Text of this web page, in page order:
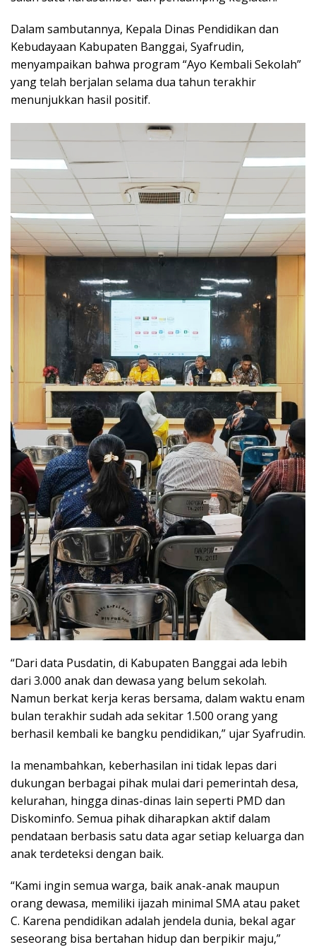
Dalam sambutannya, Kepala Dinas Pendidikan dan
Kebudayaan Kabupaten Banggai, Syafrudin,
menyampaikan bahwa program “Ayo Kembali Sekolah”
yang telah berjalan selama dua tahun terakhir
menunjukkan hasil positif.
“Dari data Pusdatin, di Kabupaten Banggai ada lebih
dari 3.000 anak dan dewasa yang belum sekolah.
Namun berkat kerja keras bersama, dalam waktu enam
bulan terakhir sudah ada sekitar 1.500 orang yang
berhasil kembali ke bangku pendidikan,” ujar Syafrudin.
Ia menambahkan, keberhasilan ini tidak lepas dari
dukungan berbagai pihak mulai dari pemerintah desa,
kelurahan, hingga dinas-dinas lain seperti PMD dan
Diskominfo. Semua pihak diharapkan aktif dalam
pendataan berbasis satu data agar setiap keluarga dan
anak terdeteksi dengan baik.
“Kami ingin semua warga, baik anak-anak maupun
orang dewasa, memiliki ijazah minimal SMA atau paket
C. Karena pendidikan adalah jendela dunia, bekal agar
seseorang bisa bertahan hidup dan berpikir maju,”